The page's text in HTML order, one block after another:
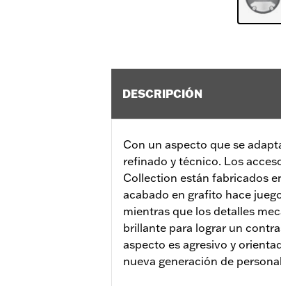
DESCRIPCIÓN
Con un aspecto que se
refinado y técnico. Los
Collection están fabricados
acabado en grafito hace
mientras que los detalles
brillante para lograr un
aspecto es agresivo y
nueva generación de